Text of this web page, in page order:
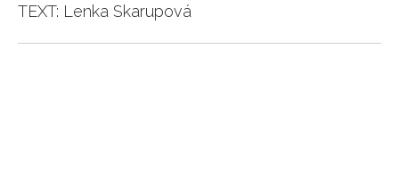
TEXT: Lenka Skarupová